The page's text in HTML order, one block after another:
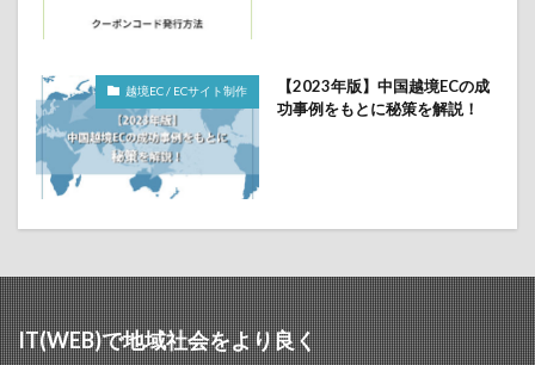
越境EC / ECサイト制作
【2023年版】中国越境ECの成
功事例をもとに秘策を解説！
IT(WEB)で地域社会をより良く